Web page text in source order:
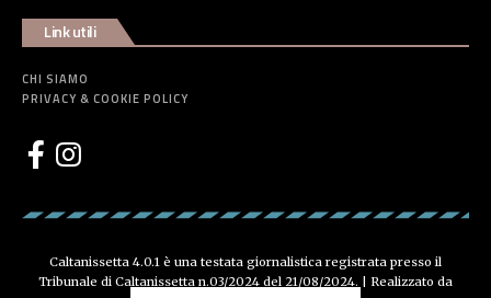
Link utili
CHI SIAMO
PRIVACY & COOKIE POLICY
Caltanissetta 4.0.1 è una testata giornalistica registrata presso il
Tribunale di Caltanissetta n.03/2024 del 21/08/2024. | Realizzato da